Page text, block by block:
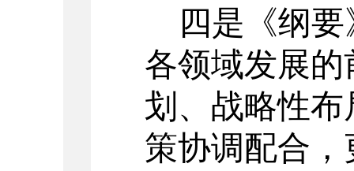
四是《纲
各领域发展
划、战略性
策协调配合